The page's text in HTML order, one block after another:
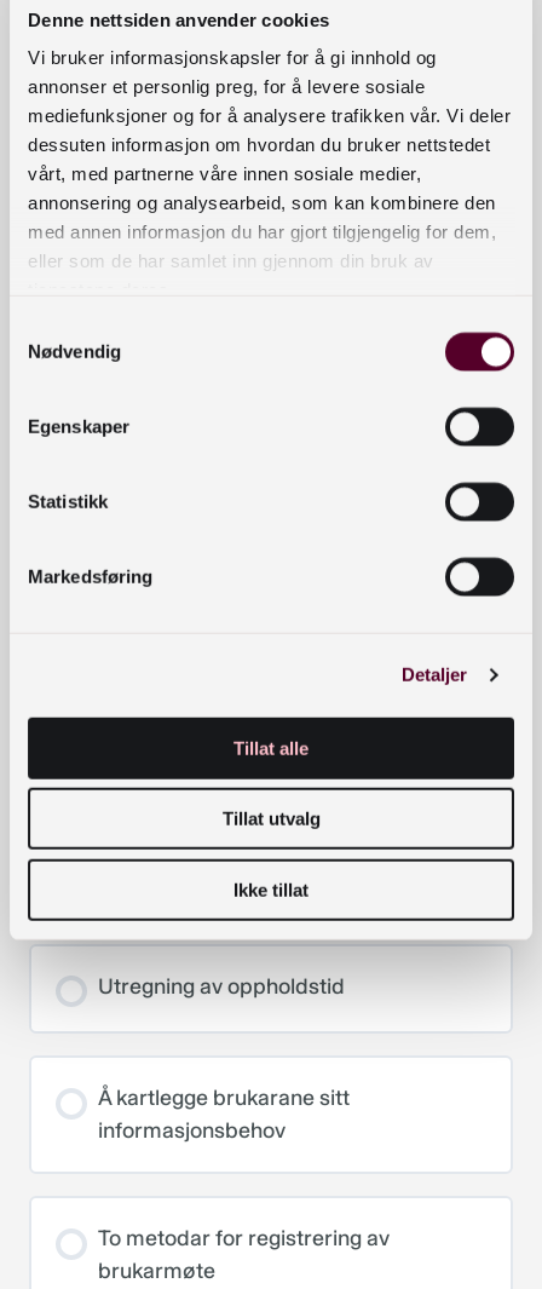
Denne nettsiden anvender cookies
Vi bruker informasjonskapsler for å gi innhold og
annonser et personlig preg, for å levere sosiale
mediefunksjoner og for å analysere trafikken vår. Vi deler
dessuten informasjon om hvordan du bruker nettstedet
vårt, med partnerne våre innen sosiale medier,
annonsering og analysearbeid, som kan kombinere den
med annen informasjon du har gjort tilgjengelig for dem,
eller som de har samlet inn gjennom din bruk av
Nødvendig
Egenskaper
Statistikk
Markedsføring
Detaljer
Tillat alle
Tillat utvalg
Ikke tillat
Omløpstall:Jannicke Røgler, Trondheim
folkebibliotek
Kartlegging av brukarmøte (referansetenesta)
Idunn Bøyum
Trafikktelling:Heidi Kristin Olsen , ABI / OsloMet
bibliotekrommet?
Hvordan gjennomføre en trafikktelling
Verktøy til TTT – aktivitetslister og
soneinndeling
Referansetjensta – registrering av brukarmøte
Utregning av oppholdstid
Å kartlegge brukarane sitt
informasjonsbehov
To metodar for registrering av
brukarmøte